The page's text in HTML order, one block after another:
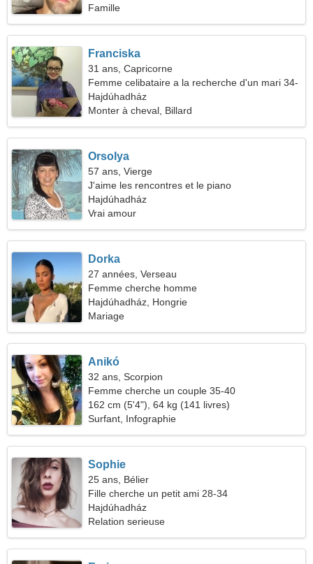
Famille
Franciska
31 ans, Capricorne
Femme celibataire a la recherche d'un mari 34-
40
Hajdúhadház
Monter à cheval, Billard
Orsolya
57 ans, Vierge
J'aime les rencontres et le piano
Hajdúhadház
Vrai amour
Dorka
27 années, Verseau
Femme cherche homme
Hajdúhadház, Hongrie
Mariage
Anikó
32 ans, Scorpion
Femme cherche un couple 35-40
162 cm (5'4"), 64 kg (141 livres)
Surfant, Infographie
Sophie
25 ans, Bélier
Fille cherche un petit ami 28-34
Hajdúhadház
Relation serieuse